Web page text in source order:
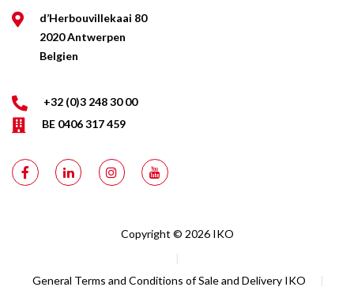
d’Herbouvillekaai 80
2020 Antwerpen
Belgien
+32 (0)3 248 30 00
BE 0406 317 459
Copyright © 2026 IKO
|
General Terms and Conditions of Sale and Delivery IKO
|